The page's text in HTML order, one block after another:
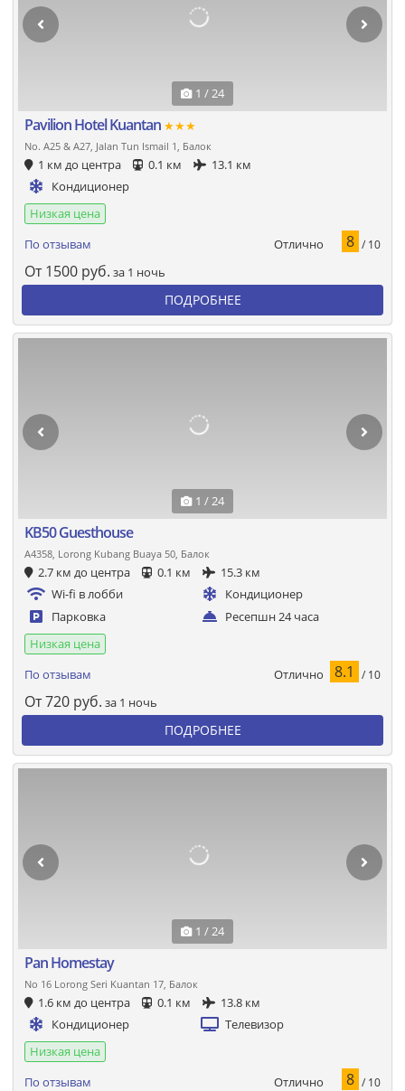
1 / 24
Pavilion Hotel Kuantan ★★★
No. A25 & A27, Jalan Tun Ismail 1, Балок
1 км до центра 0.1 км
13.1 км
Кондиционер
Низкая цена
По отзывам
Отлично 8 / 10
От 1500 руб. за 1 ночь
ПОДРОБНЕЕ
1 / 24
KB50 Guesthouse
A4358, Lorong Kubang Buaya 50, Балок
2.7 км до центра 0.1 км
15.3 км
Wi-fi в лобби
Кондиционер
Парковка
Ресепшн 24 часа
Низкая цена
По отзывам
Отлично 8.1 / 10
От720 руб. за 1 ночь
ПОДРОБНЕЕ
1 / 24
Pan Homestay
No 16 Lorong Seri Kuantan 17, Балок
1.6 км до центра 0.1 км
13.8 км
Кондиционер
Телевизор
Низкая цена
По отзывам
Отлично 8 / 10